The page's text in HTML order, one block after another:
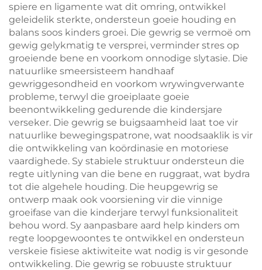
spiere en ligamente wat dit omring, ontwikkel
geleidelik sterkte, ondersteun goeie houding en
balans soos kinders groei. Die gewrig se vermoë om
gewig gelykmatig te versprei, verminder stres op
groeiende bene en voorkom onnodige slytasie. Die
natuurlike smeersisteem handhaaf
gewriggesondheid en voorkom wrywingverwante
probleme, terwyl die groeiplaate goeie
beenontwikkeling gedurende die kindersjare
verseker. Die gewrig se buigsaamheid laat toe vir
natuurlike bewegingspatrone, wat noodsaaklik is vir
die ontwikkeling van koördinasie en motoriese
vaardighede. Sy stabiele struktuur ondersteun die
regte uitlyning van die bene en ruggraat, wat bydra
tot die algehele houding. Die heupgewrig se
ontwerp maak ook voorsiening vir die vinnige
groeifase van die kinderjare terwyl funksionaliteit
behou word. Sy aanpasbare aard help kinders om
regte loopgewoontes te ontwikkel en ondersteun
verskeie fisiese aktiwiteite wat nodig is vir gesonde
ontwikkeling. Die gewrig se robuuste struktuur